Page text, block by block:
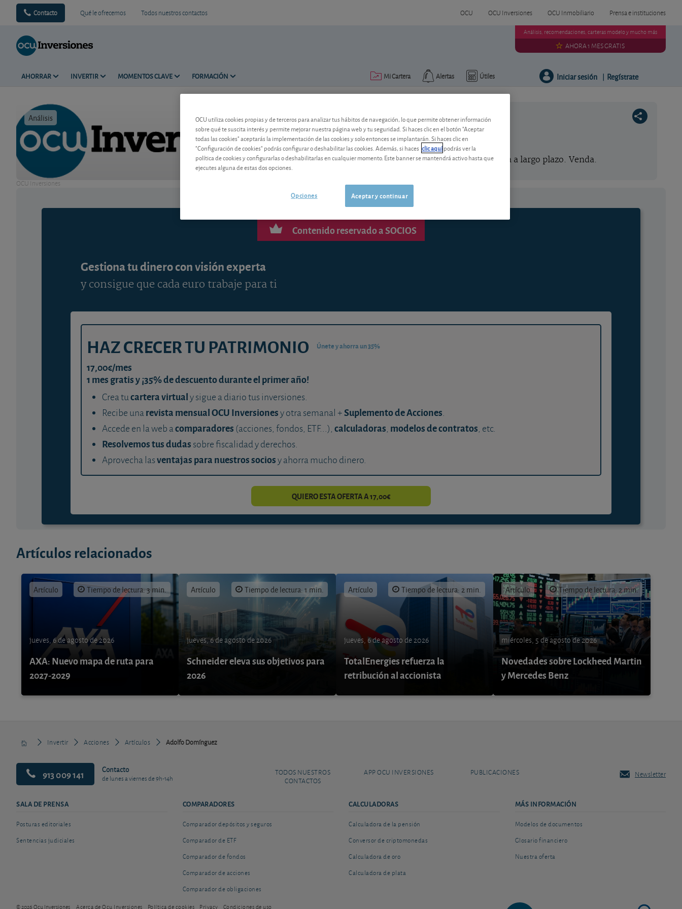
Contacto Qué le ofrecemos Todos nuestros contactos OCU OCU Inversiones OCU Inmobiliario Prensa e instituciones
AHORRAR INVERTIR MOMENTOS CLAVE FORMACIÓN Útiles
Alertas
Mi Cartera
Análisis, recomendaciones, carteras modelo y mucho más
AHORA 1 MES GRATIS
Iniciar sesión | Regístrate
Análisis Tiempo de lectura: 2 min.
OCU Inversiones
Adolfo Domínguez
La competencia puede hacer vulnerable a la compañía a largo plazo. Venda.
Contenido reservado a SOCIOS
Gestiona tu dinero con visión experta
y consigue que cada euro trabaje para ti
HAZ CRECER TU PATRIMONIO Únete y ahorra un 35%
17,00€/mes
1 mes gratis y ¡35% de descuento durante el primer año!
Crea tucartera virtualy sigue a diario tus inversiones.
Recibe unarevista mensual OCU Inversionesy otra semanal +Suplemento de Acciones.
Accede en la web acomparadores (acciones, fondos, ETF...), calculadoras, modelos de contratos, etc.
Resolvemos tus dudas sobre fiscalidad y derechos.
Aprovecha lasventajas para nuestros sociosy ahorra mucho dinero.
QUIERO ESTA OFERTA A 17,00€
Artículos relacionados
Artículo Tiempo de lectura: 3 min.
jueves, 6 de agosto de 2026
AXA: Nuevo mapa de ruta para
2027-2029
Artículo Tiempo de lectura: 1 min.
jueves, 6 de agosto de 2026
Schneider eleva sus objetivos para
2026
Artículo Tiempo de lectura: 2 min.
jueves, 6 de agosto de 2026
TotalEnergies refuerza la
retribución al accionista
Artículo Tiempo de lectura: 2 min.
miércoles, 5 de agosto de 2026
Novedades sobre Lockheed Martin
y Mercedes Benz
Invertir Acciones Artículos Adolfo Domínguez
913 009 141 Contacto
de lunes a viernes de 9h-14h
TODOS NUESTROS
CONTACTOS
APP OCU INVERSIONES PUBLICACIONES Newsletter
SALA DE PRENSA
Posturas editoriales
Sentencias judiciales
COMPARADORES
Comparador depósitos y seguros
Comparador de ETF
Comparador de fondos
Comparador de acciones
Comparador de obligaciones
CALCULADORAS
Calculadora de la pensión
Conversor de criptomonedas
Calculadora de oro
Calculadora de plata
MÁS INFORMACIÓN
Modelos de documentos
Glosario financiero
Nuestra oferta
© 2026 Ocu Inversiones Acerca de Ocu Inversiones Política de cookies Privacy Condiciones de uso
OCU utiliza cookies propias y de terceros para analizar tus hábitos de navegación, lo que permite obtener información
sobre qué te suscita interés y permite mejorar nuestra página web y tu seguridad. Si haces clic en el botón "Aceptar
todas las cookies" aceptarás la implementación de las cookies y solo entonces se implantarán. Si haces clic en
"Configuración de cookies" podrás configurar o deshabilitar las cookies. Además, si haces clic aquípodrás ver la
política de cookies y configurarlas o deshabilitarlas en cualquier momento. Este banner se mantendrá activo hasta que
ejecutes alguna de estas dos opciones.
Aceptar y continuar
Opciones